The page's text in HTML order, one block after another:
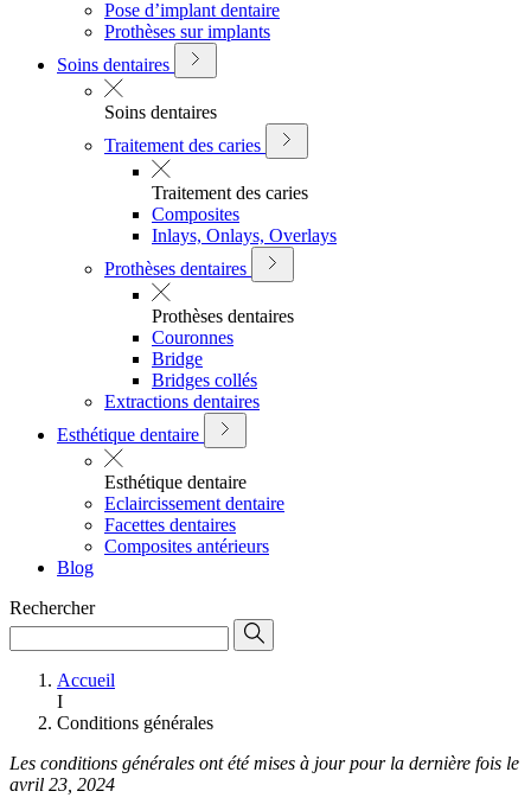
Pose d’implant dentaire
Prothèses sur implants
Soins dentaires
Soins dentaires
Traitement des caries
Traitement des caries
Composites
Inlays, Onlays, Overlays
Prothèses dentaires
Prothèses dentaires
Couronnes
Bridge
Bridges collés
Extractions dentaires
Esthétique dentaire
Esthétique dentaire
Eclaircissement dentaire
Facettes dentaires
Composites antérieurs
Blog
Rechercher
Accueil
I
Conditions générales
Les conditions générales ont été mises à jour pour la dernière fois le
avril 23, 2024